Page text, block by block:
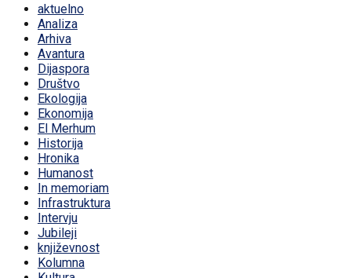
aktuelno
Analiza
Arhiva
Avantura
Dijaspora
Društvo
Ekologija
Ekonomija
El Merhum
Historija
Hronika
Humanost
In memoriam
Infrastruktura
Intervju
Jubileji
književnost
Kolumna